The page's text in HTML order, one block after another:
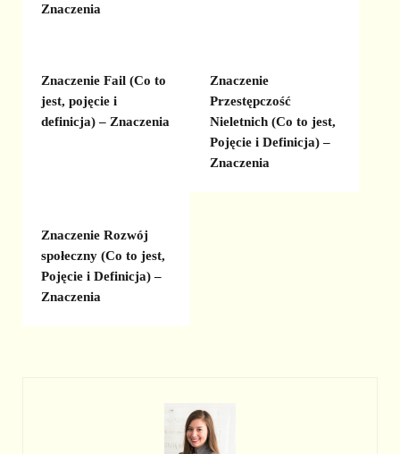
Znaczenia
Znaczenie Fail (Co to
jest, pojęcie i
definicja) – Znaczenia
Znaczenie
Przestępczość
Nieletnich (Co to jest,
Pojęcie i Definicja) –
Znaczenia
Znaczenie Rozwój
społeczny (Co to jest,
Pojęcie i Definicja) –
Znaczenia